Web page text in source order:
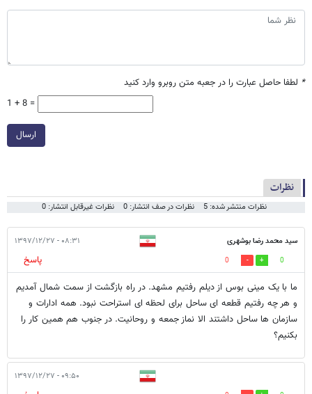
* لطفا حاصل عبارت را در جعبه متن روبرو وارد کنید
1 + 8 =
ارسال
نظرات
نظرات منتشر شده: 5 نظرات در صف انتشار: 0 نظرات غیرقابل انتشار: 0
سید محمد رضا بوشهری ۰۸:۳۱ - ۱۳۹۷/۱۲/۲۷
0
0
پاسخ
ما با یک مینی بوس از دیلم رفتیم مشهد. در راه بازگشت از سمت شمال آمدیم
و هر چه رفتیم قطعه ای ساحل برای لحظه ای استراحت نبود. همه ادارات و
سازمان ها ساحل داشتند الا نماز جمعه و روحانیت. در جنوب هم همین کار را
بکنیم؟
۰۹:۵۰ - ۱۳۹۷/۱۲/۲۷